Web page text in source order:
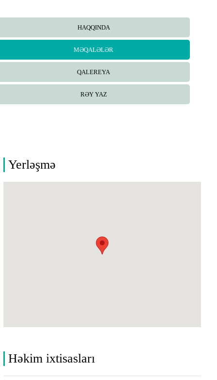
HAQQINDA
MƏQALƏLƏR
QALEREYA
RƏY YAZ
Yerləşmə
Həkim ixtisasları